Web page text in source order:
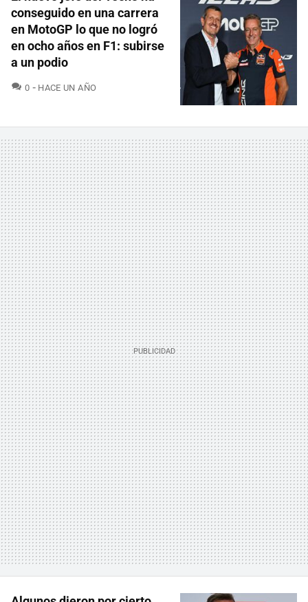
conseguido en una carrera
en MotoGP lo que no logró
en ocho años en F1: subirse
a un podio
0 COMENTARIOS
HACE UN AÑO